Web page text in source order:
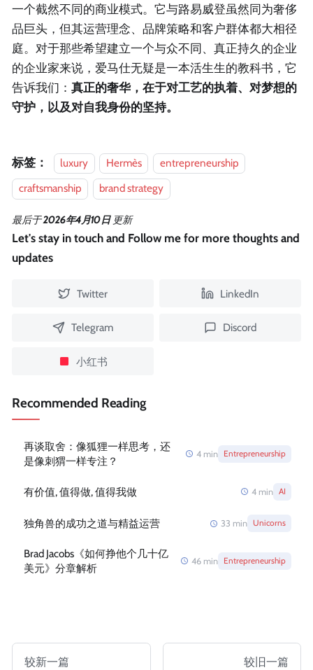
一个截然不同的商业模式。它与路易威登虽然同为奢侈
品巨头，但其运营理念、品牌策略和客户群体都大相径
庭。对于那些希望建立一个与众不同、真正持久的企业
的企业家来说，爱马仕无疑是一本活生生的教科书，它
告诉我们： 真正的奢华，在于对工艺的执着、对梦想的
守护，以及对自我身份的坚持。
标签： luxury Hermès
entrepreneurship
craftsmanship
brand strategy
最后于2026年4月10日 更新
Let's stay in touch and Follow me for more thoughts and
updates
Twitter LinkedIn
Telegram Discord
小红书
Recommended Reading
再谈取舍：像狐狸一样思考，还
是像刺猬一样专注？
4 min Entrepreneurship
有价值, 值得做, 值得我做 4 min AI
独角兽的成功之道与精益运营 33 min Unicorns
Brad Jacobs《如何挣他个几十亿
美元》分章解析
46 min Entrepreneurship
较新一篇 较旧一篇